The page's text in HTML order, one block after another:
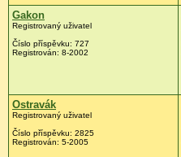
Gakon
Registrovaný uživatel
Číslo příspěvku: 727
Registrován: 8-2002
Ostravák
Registrovaný uživatel
Číslo příspěvku: 2825
Registrován: 5-2005